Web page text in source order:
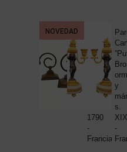
NOVEDAD
candeleros
en
bronce,
Luis
XVI,
1790
-
Francia
y
s.
XIX
-